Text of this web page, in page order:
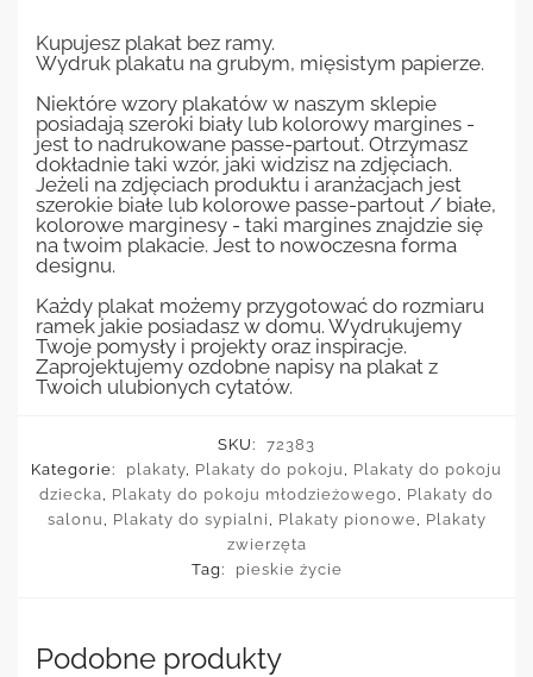
Kupujesz plakat bez ramy.
Wydruk plakatu na grubym, mięsistym papierze.
Niektóre wzory plakatów w naszym sklepie
posiadają szeroki biały lub kolorowy margines -
jest to nadrukowane passe-partout. Otrzymasz
dokładnie taki wzór, jaki widzisz na zdjęciach.
Jeżeli na zdjęciach produktu i aranżacjach jest
szerokie białe lub kolorowe passe-partout / białe,
kolorowe marginesy - taki margines znajdzie się
na twoim plakacie. Jest to nowoczesna forma
designu.
Każdy plakat możemy przygotować do rozmiaru
ramek jakie posiadasz w domu. Wydrukujemy
Twoje pomysły i projekty oraz inspiracje.
Zaprojektujemy ozdobne napisy na plakat z
Twoich ulubionych cytatów.
SKU:
72383
Kategorie:
plakaty Plakaty do pokoju
Plakaty do pokoju
dziecka
Plakaty do pokoju młodzieżowego
Plakaty do
salonu
Plakaty do sypialni Plakaty pionowe
Plakaty
zwierzęta
Tag:
pieskie życie
Podobne produkty